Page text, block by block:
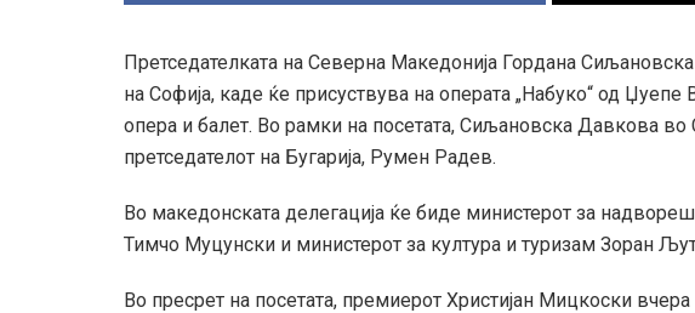
Претседателката на Северна Македонија Гордана
на Софија, каде ќе присуствува на операта „Набуко“ од
опера и балет. Во рамки на посетата, Сиљановска Давкова во
претседателот на Бугарија, Румен Радев.
Во македонската делегација ќе биде министерот за
Тимчо Муцунски и министерот за култура и туризам Зоран
Во пресрет на посетата, премиерот Христијан Мицкоски